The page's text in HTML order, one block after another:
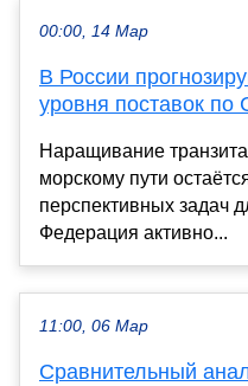
00:00, 14 Мар
В России
уровня поставок
Наращивание
морскому пути
перспективных задач
Федерация активно...
11:00, 06 Мар
Сравнительный